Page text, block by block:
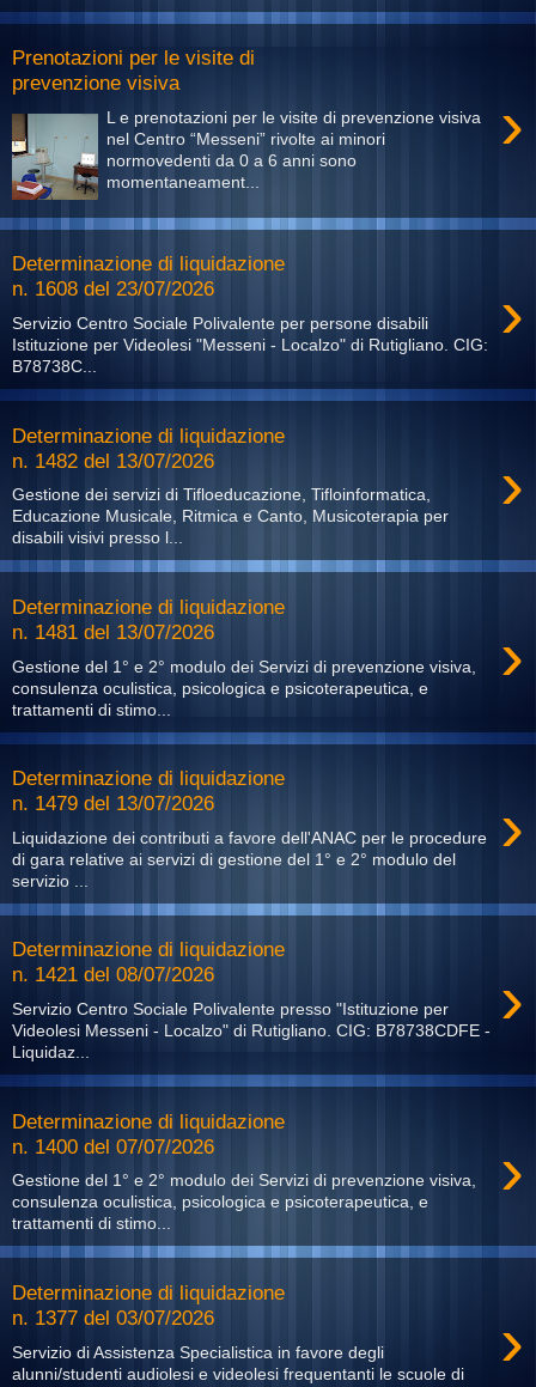
Prenotazioni per le visite di
prevenzione visiva
›
L e prenotazioni per le visite di prevenzione visiva
nel Centro “Messeni” rivolte ai minori
normovedenti da 0 a 6 anni sono
momentaneament...
Determinazione di liquidazione
n. 1608 del 23/07/2026
›
Servizio Centro Sociale Polivalente per persone disabili
Istituzione per Videolesi "Messeni - Localzo" di Rutigliano. CIG:
B78738C...
Determinazione di liquidazione
n. 1482 del 13/07/2026
›
Gestione dei servizi di Tifloeducazione, Tifloinformatica,
Educazione Musicale, Ritmica e Canto, Musicoterapia per
disabili visivi presso l...
Determinazione di liquidazione
n. 1481 del 13/07/2026
›
Gestione del 1° e 2° modulo dei Servizi di prevenzione visiva,
consulenza oculistica, psicologica e psicoterapeutica, e
trattamenti di stimo...
Determinazione di liquidazione
n. 1479 del 13/07/2026
›
Liquidazione dei contributi a favore dell'ANAC per le procedure
di gara relative ai servizi di gestione del 1° e 2° modulo del
servizio ...
Determinazione di liquidazione
n. 1421 del 08/07/2026
›
Servizio Centro Sociale Polivalente presso "Istituzione per
Videolesi Messeni - Localzo" di Rutigliano. CIG: B78738CDFE -
Liquidaz...
Determinazione di liquidazione
n. 1400 del 07/07/2026
›
Gestione del 1° e 2° modulo dei Servizi di prevenzione visiva,
consulenza oculistica, psicologica e psicoterapeutica, e
trattamenti di stimo...
Determinazione di liquidazione
n. 1377 del 03/07/2026
›
Servizio di Assistenza Specialistica in favore degli
alunni/studenti audiolesi e videolesi frequentanti le scuole di